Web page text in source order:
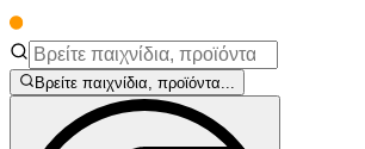
Βρείτε παιχνίδια, προϊόντα...